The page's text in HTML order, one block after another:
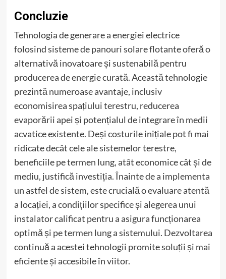
Concluzie
Tehnologia de generare a energiei electrice
folosind sisteme de panouri solare flotante oferă o
alternativă inovatoare și sustenabilă pentru
producerea de energie curată. Această tehnologie
prezintă numeroase avantaje, inclusiv
economisirea spațiului terestru, reducerea
evaporării apei și potențialul de integrare în medii
acvatice existente. Deși costurile inițiale pot fi mai
ridicate decât cele ale sistemelor terestre,
beneficiile pe termen lung, atât economice cât și de
mediu, justifică investiția. Înainte de a implementa
un astfel de sistem, este crucială o evaluare atentă
a locației, a condițiilor specifice și alegerea unui
instalator calificat pentru a asigura funcționarea
optimă și pe termen lung a sistemului. Dezvoltarea
continuă a acestei tehnologii promite soluții și mai
eficiente și accesibile în viitor.